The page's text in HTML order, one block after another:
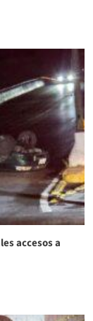
accesos a